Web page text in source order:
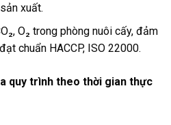
xuất.
O₂ trong phòng nuôi cấy, đảm
chuẩn HACCP, ISO 22000.
quy trình theo thời gian thực